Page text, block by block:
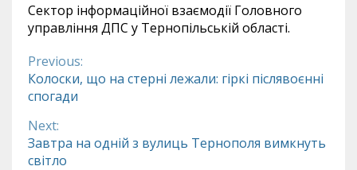
Сектор інформаційної взаємодії Головного
управління ДПС у Тернопільській області.
Continue
Reading
Previous:
Колоски, що на стерні лежали: гіркі післявоєнні
спогади
Next:
Завтра на одній з вулиць Тернополя вимкнуть
світло